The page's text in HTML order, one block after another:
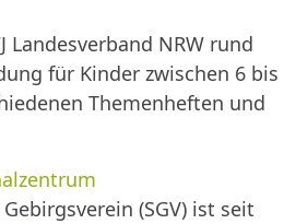
Landesverband NRW rund
für Kinder zwischen 6 bis
Themenheften und
(SGV) ist seit